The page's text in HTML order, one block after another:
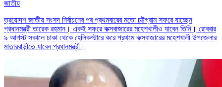
জাতীয়
ত্রয়োদশ জাতীয় সংসদ নির্বাচনের পর প্রথমবারের মতো চট্টগ্রাম সফরে যাচ্ছেন
প্রধানমন্ত্রী তারেক রহমান। একই সফরে কক্সবাজারের মহেশখালীও যাবেন তিনি। রোববার
৯ আগস্ট সকালে ঢাকা থেকে হেলিকপ্টারে করে প্রথমে কক্সবাজারের মহেশখালী উপজেলার
মাতারবাড়ীতে যাবেন প্রধানমন্ত্রী।